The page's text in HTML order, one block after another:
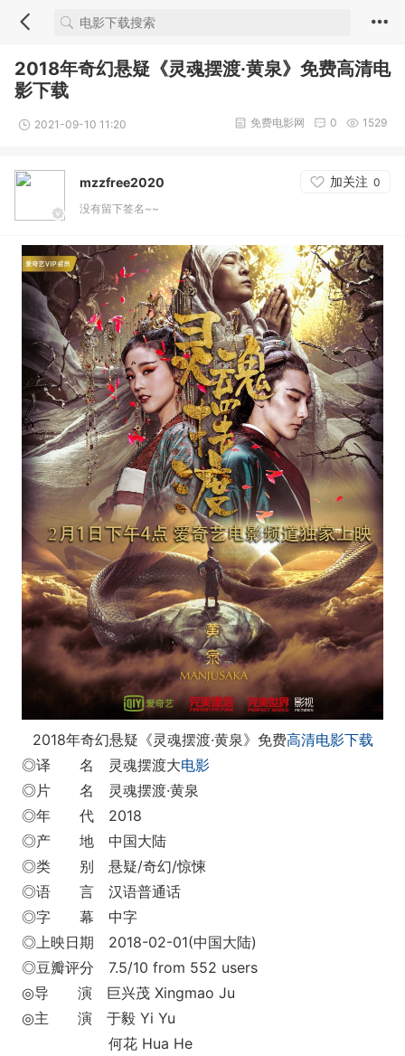
2018年奇幻悬疑《灵魂摆渡·黄泉》免费高清电
影下载
2021-09-10 11:20 1529
0
免费电影网
mzzfree2020 加关注 0
没有留下签名~~
2018年奇幻悬疑《灵魂摆渡·黄泉》免费高清电影下载
◎译 名 灵魂摆渡大电影
◎片 名 灵魂摆渡·黄泉
◎年 代 2018
◎产 地 中国大陆
◎类 别 悬疑/奇幻/惊悚
◎语 言 汉语普通话
◎字 幕 中字
◎上映日期 2018-02-01(中国大陆)
◎豆瓣评分 7.5/10 from 552 users
◎导 演 巨兴茂 Xingmao Ju
◎主 演 于毅 Yi Yu
何花 Hua He